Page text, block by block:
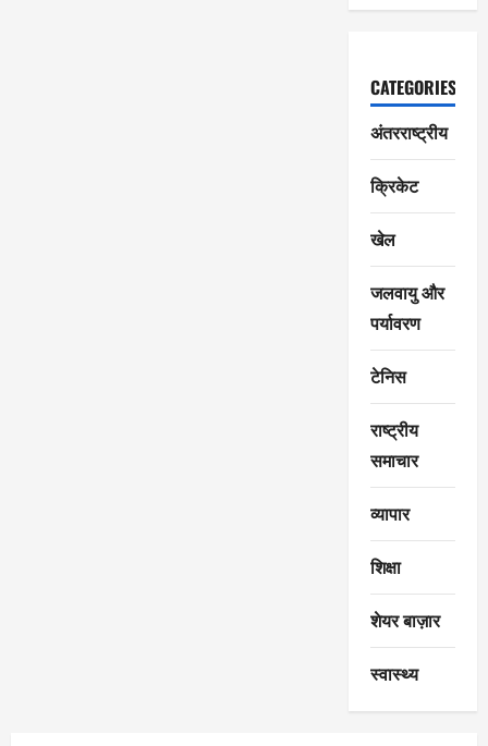
CATEGORIES
अंतरराष्ट्रीय
क्रिकेट
खेल
जलवायु और
पर्यावरण
टेनिस
राष्ट्रीय
समाचार
व्यापार
शिक्षा
शेयर बाज़ार
स्वास्थ्य